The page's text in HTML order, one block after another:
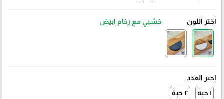
اختر اللون خشبي مع رخام ابيض
اختر العدد
١ حبة
٢ حبة